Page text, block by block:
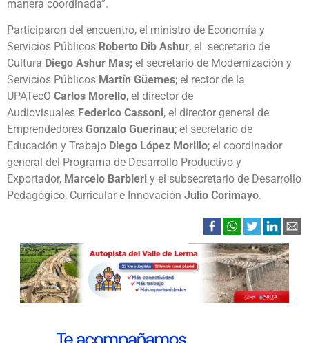
manera coordinada”.
Participaron del encuentro, el ministro de Economía y
Servicios Públicos Roberto Dib Ashur, el secretario de
Cultura Diego Ashur Mas; el secretario de Modernización y
Servicios Públicos Martín Güemes; el rector de la
UPATecO Carlos Morello, el director de
Audiovisuales Federico Cassoni, el director general de
Emprendedores Gonzalo Guerinau; el secretario de
Educación y Trabajo Diego López Morillo; el coordinador
general del Programa de Desarrollo Productivo y
Exportador, Marcelo Barbieri y el subsecretario de Desarrollo
Pedagógico, Curricular e Innovación Julio Corimayo.